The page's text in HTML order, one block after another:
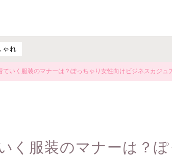
ゃれ
ていく服装のマナーは？ぽっちゃり女性向けビジネスカジュ
く服装のマナーは？